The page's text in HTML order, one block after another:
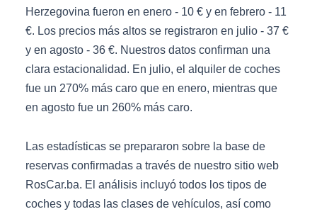
Herzegovina fueron en enero - 10 € y en febrero - 11
€. Los precios más altos se registraron en julio - 37 €
y en agosto - 36 €. Nuestros datos confirman una
clara estacionalidad. En julio, el alquiler de coches
fue un 270% más caro que en enero, mientras que
en agosto fue un 260% más caro.
Las estadísticas se prepararon sobre la base de
reservas confirmadas a través de nuestro sitio web
RosCar.ba. El análisis incluyó todos los tipos de
coches y todas las clases de vehículos, así como